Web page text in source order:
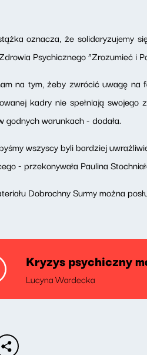
oznacza, że solidaryzujemy
Psychicznego “Zrozumieć i
na tym, żeby zwrócić uwagę na
kadry nie spełniają
godnych warunkach - dodała.
wszyscy byli bardziej
- przekonywała Paulina
Dobrochny Surmy można
Kryzys psychiczny
Lucyna Wardecka